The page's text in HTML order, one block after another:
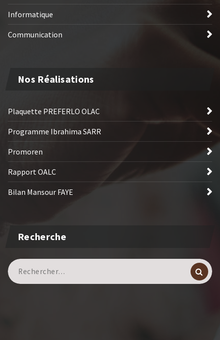
Informatique
Communication
Nos Réalisations
Plaquette PREFERLO OLAC
Programme Ibrahima SARR
Promoren
Rapport OALC
Bilan Mansour FAYE
Recherche
Recherche
pour :